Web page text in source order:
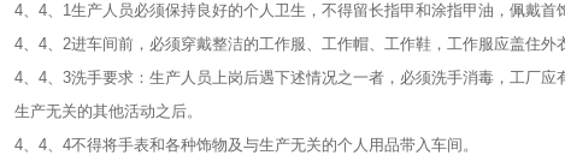
4、4、1生产人员必须保持良好的个人卫生，不得留长指甲和涂指甲油，佩戴首
4、4、2进车间前，必须穿戴整洁的工作服、工作帽、工作鞋，工作服应盖住外
4、4、3洗手要求：生产人员上岗后遇下述情况之一者，必须洗手消毒，工厂
生产无关的其他活动之后。
4、4、4不得将手表和各种饰物及与生产无关的个人用品带入车间。